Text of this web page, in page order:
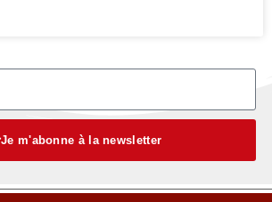
Je m'abonne à la newsletter